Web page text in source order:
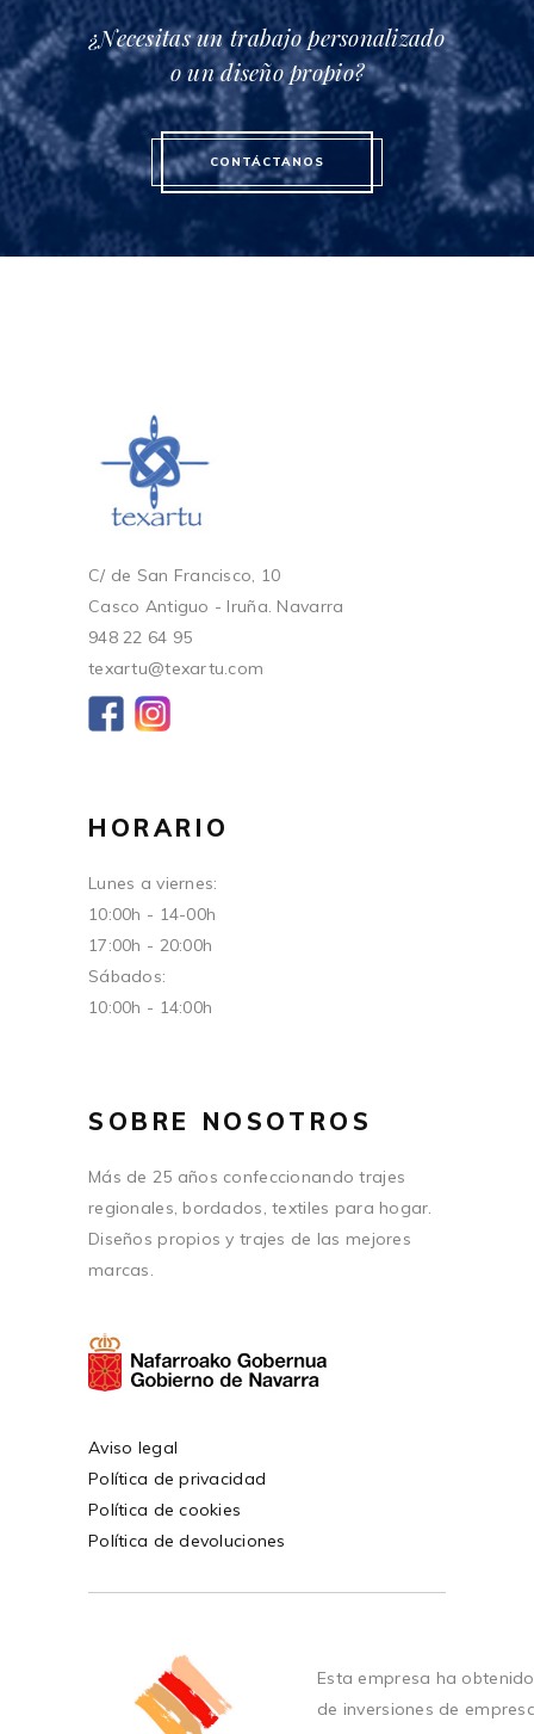
¿Necesitas un trabajo personalizado
o un diseño propio?
CONTÁCTANOS
C/ de San Francisco, 10
Casco Antiguo - Iruña. Navarra
948 22 64 95
texartu@texartu.com
HORARIO
Lunes a viernes:
10:00h - 14-00h
17:00h - 20:00h
Sábados:
10:00h - 14:00h
SOBRE NOSOTROS
Más de 25 años confeccionando trajes
regionales, bordados, textiles para hogar.
Diseños propios y trajes de las mejores
marcas.
Aviso legal
Política de privacidad
Política de cookies
Política de devoluciones
Esta empresa ha
de inversiones de